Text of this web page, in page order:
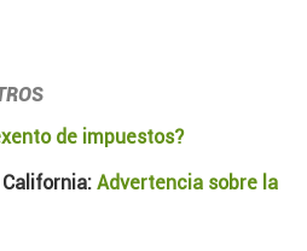
de impuestos?
Advertencia sobre la